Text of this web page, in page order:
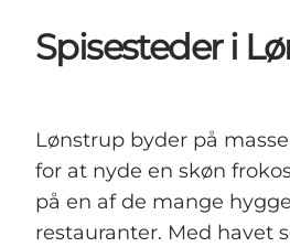
Handicapvenlig ferie
Events
Planlæg din ferie
Spisesteder i
Lønstrup byder på
for at nyde en skøn
på en af de mange
restauranter. Med havet